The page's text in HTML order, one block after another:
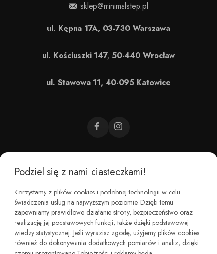
CZEMU BAREFOOT?
KIM JESTEŚMY?
REGULAMINY I ZWROTY
sklep@minimalstep.pl
ul. Kępna 17A, 03-730 Warszawa
ul. Kościuszki 147, 50-440 Wrocław
ul. Stawowa 11, 40-095 Katowice
Podziel się z nami ciasteczkami!
Korzystamy z plików cookies i podobnej technologii w celu
świadczenia usług na najwyższym poziomie. Dzięki temu
zapewniamy prawidłowe działanie strony, bezpieczeństwo oraz
realizację jej podstawowych funkcji, także dzięki podstawowej
wiedzy statystycznej. Jeśli wyrazisz zgodę, użyjemy plików cookies
również do dokonywania dodatkowych pomiarów i analiz, dzięki